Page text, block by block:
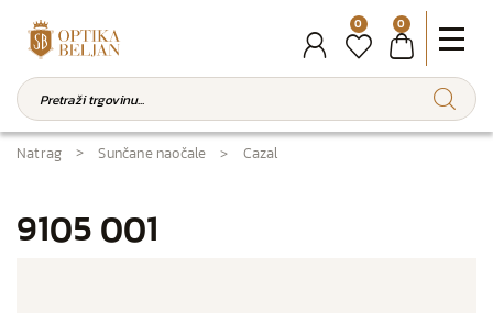
0 0
Natrag Sunčane naočale Cazal
9105 001